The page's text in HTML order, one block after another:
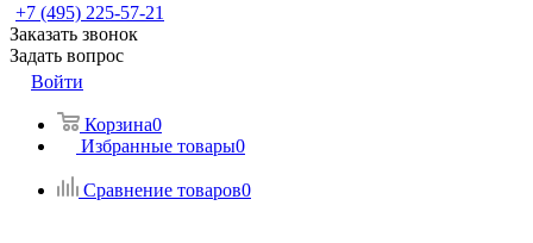
+7 (495) 225-57-21
Заказать звонок
Задать вопрос
Войти
Корзина0
Избранные товары0
Сравнение товаров0